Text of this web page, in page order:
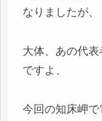
なりましたが、
大体、あの代
ですよ、
今回の知床岬